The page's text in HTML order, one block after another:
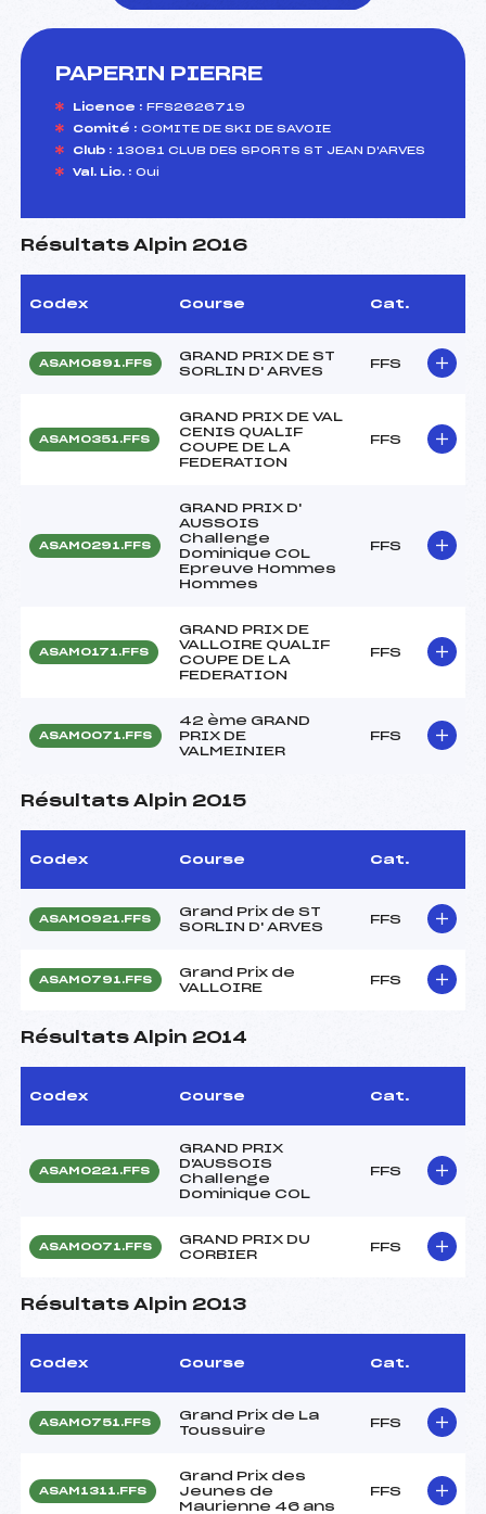
PAPERIN PIERRE
Licence : FFS2626719
Comité : COMITE DE SKI DE SAVOIE
Club : 13081 CLUB DES SPORTS ST JEAN D'ARVES
Val. Lic. : Oui
Résultats Alpin 2016
Codex Course Cat.
ASAM0891.FFS
GRAND PRIX DE ST
SORLIN D' ARVES
FFS
ASAM0351.FFS
GRAND PRIX DE VAL
CENIS QUALIF
COUPE DE LA
FEDERATION
FFS
ASAM0291.FFS
GRAND PRIX D'
AUSSOIS
Challenge
Dominique COL
Epreuve Hommes
Hommes
FFS
ASAM0171.FFS
GRAND PRIX DE
VALLOIRE QUALIF
COUPE DE LA
FEDERATION
FFS
ASAM0071.FFS
42 ème GRAND
PRIX DE
VALMEINIER
FFS
Résultats Alpin 2015
Codex Course Cat.
ASAM0921.FFS
Grand Prix de ST
SORLIN D' ARVES
FFS
ASAM0791.FFS
Grand Prix de
VALLOIRE
FFS
Résultats Alpin 2014
Codex Course Cat.
ASAM0221.FFS
GRAND PRIX
D'AUSSOIS
Challenge
Dominique COL
FFS
ASAM0071.FFS
GRAND PRIX DU
CORBIER
FFS
Résultats Alpin 2013
Codex Course Cat.
ASAM0751.FFS
Grand Prix de La
Toussuire
FFS
ASAM1311.FFS
Grand Prix des
Jeunes de
Maurienne 46 ans
FFS